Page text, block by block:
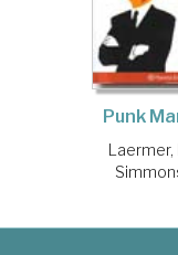
Punk
Laermer,